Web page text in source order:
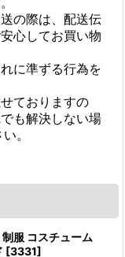
の際は、配送伝
心してお買い物
に準ずる行為を
せておりますの
も解決しない場
。
服 コスチューム
[3331]